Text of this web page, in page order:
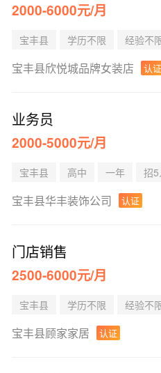
2000-6000元/月
宝丰县 学历不限 经验不
宝丰县欣悦城品牌女装店 认证
业务员
2000-5000元/月
宝丰县 高中 一年 招5
宝丰县华丰装饰公司 认证
门店销售
2500-6000元/月
宝丰县 学历不限 经验不
宝丰县顾家家居 认证